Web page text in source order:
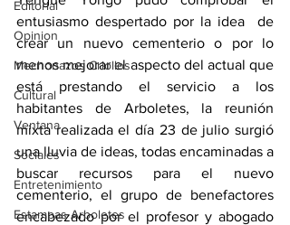
Editorial
Opinion
Mechonazos Criollos
Cultural
Ventana
Sociales
Entretenimiento
Estampas Arboletes
entusiasmo despertado por la idea  de
crear un nuevo cementerio o por lo
menos mejorar el aspecto del actual que
está prestando el servicio a los
habitantes de Arboletes, la reunión
mixta realizada el día 23 de julio surgió
una lluvia de ideas, todas encaminadas a
buscar recursos para el nuevo
cementerio, el grupo de benefactores
encabezado por el profesor y abogado